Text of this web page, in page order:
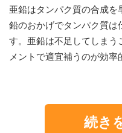
亜鉛はタンパク質の合成を
鉛のおかげでタンパク質は
す。亜鉛は不足してしまう
メントで適宜補うのが効率
続き